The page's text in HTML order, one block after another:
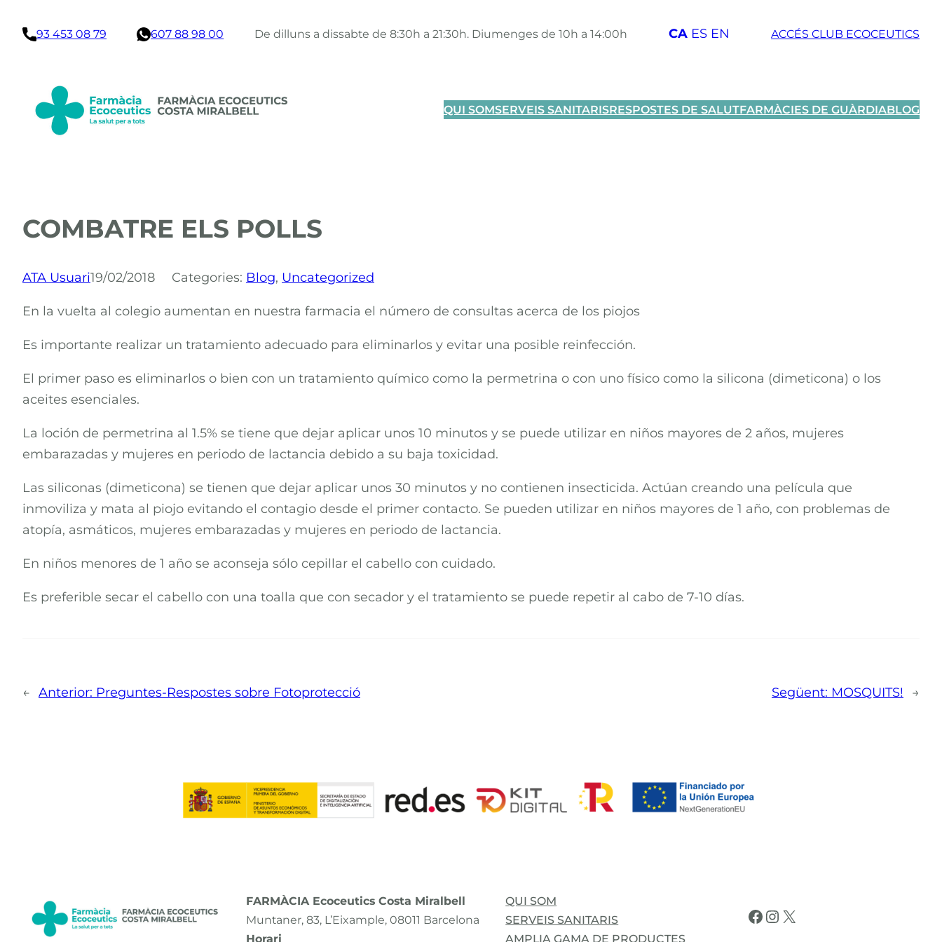
93 453 08 79 607 88 98 00 De dilluns a dissabte de 8:30h a 21:30h. Diumenges de 10h a 14:00h CA ES EN ACCÉS CLUB ECOCEUTICS
QUI SOMSERVEIS SANITARISRESPOSTES DE SALUTFARMÀCIES DE GUÀRDIABLOG
COMBATRE ELS POLLS
ATA Usuari19/02/2018 Categories: Blog, Uncategorized
En la vuelta al colegio aumentan en nuestra farmacia el número de consultas acerca de los piojos
Es importante realizar un tratamiento adecuado para eliminarlos y evitar una posible reinfección.
El primer paso es eliminarlos o bien con un tratamiento químico como la permetrina o con uno físico como la silicona (dimeticona) o los
aceites esenciales.
La loción de permetrina al 1.5% se tiene que dejar aplicar unos 10 minutos y se puede utilizar en niños mayores de 2 años, mujeres
embarazadas y mujeres en periodo de lactancia debido a su baja toxicidad.
Las siliconas (dimeticona) se tienen que dejar aplicar unos 30 minutos y no contienen insecticida. Actúan creando una película que
inmoviliza y mata al piojo evitando el contagio desde el primer contacto. Se pueden utilizar en niños mayores de 1 año, con problemas de
atopía, asmáticos, mujeres embarazadas y mujeres en periodo de lactancia.
En niños menores de 1 año se aconseja sólo cepillar el cabello con cuidado.
Es preferible secar el cabello con una toalla que con secador y el tratamiento se puede repetir al cabo de 7-10 días.
← Anterior: Preguntes-Respostes sobre Fotoprotecció Següent: MOSQUITS! →
FARMÀCIA Ecoceutics Costa Miralbell
Muntaner, 83, L’Eixample, 08011 Barcelona
Horari
QUI SOM
SERVEIS SANITARIS
AMPLIA GAMA DE PRODUCTES
Facebook Instagram X